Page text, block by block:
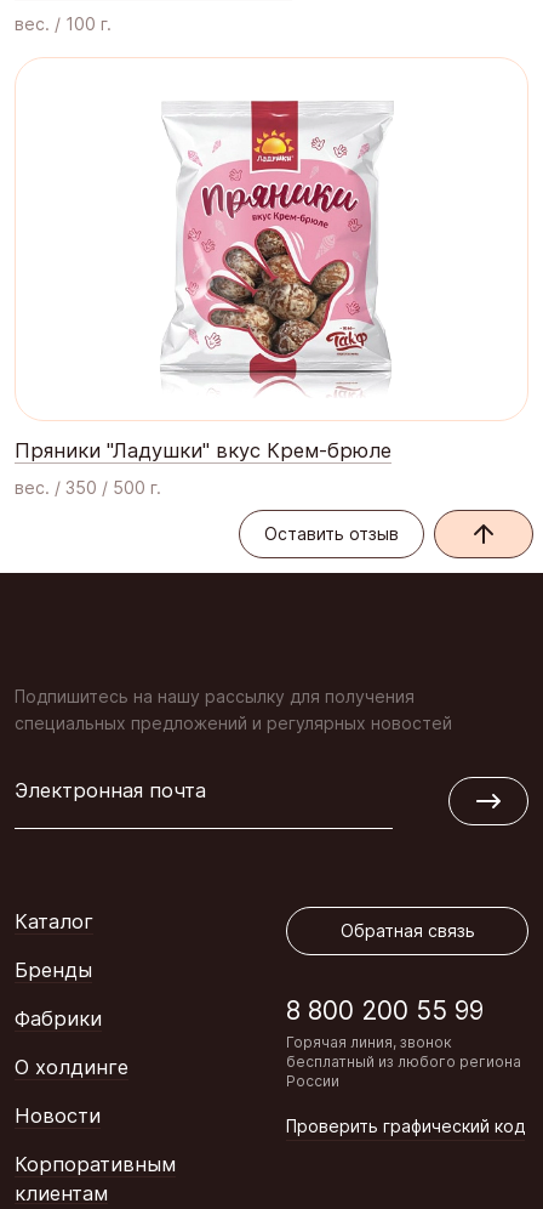
вес. / 100 г.
Пряники "Ладушки" вкус Крем-брюле
вес. / 350 / 500 г.
Оставить отзыв
Подпишитесь на нашу рассылку для получения
специальных предложений и регулярных новостей
Электронная почта
Каталог
Бренды
Фабрики
О холдинге
Новости
Корпоративным
клиентам
Обратная связь
8 800 200 55 99
Горячая линия, звонок
бесплатный из любого региона
России
Проверить графический код